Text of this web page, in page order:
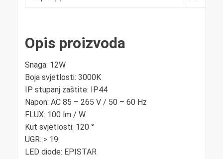
Opis proizvoda
Snaga: 12W
Boja svjetlosti: 3000K
IP stupanj zaštite: IP44
Napon: AC 85 – 265 V / 50 – 60 Hz
FLUX: 100 lm / W
Kut svjetlosti: 120 °
UGR: > 19
LED diode: EPISTAR